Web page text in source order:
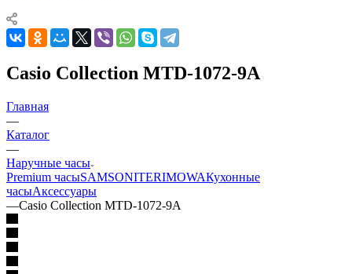
Casio Collection MTD-1072-9A
Главная
—
Каталог
—
Наручные часы
Premium часыSAMSONITERIMOWAКухонные
часыАксессуары
—Casio Collection MTD-1072-9A